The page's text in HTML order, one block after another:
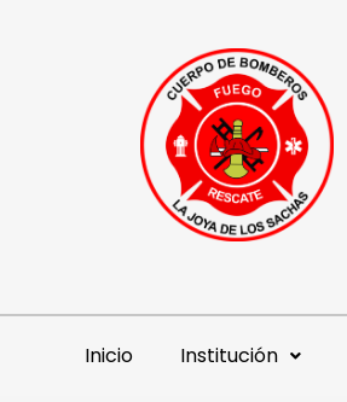
Inicio Institución